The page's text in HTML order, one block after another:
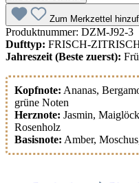
Zum Merkzettel
Produktnummer: DZM-J92-3
Dufttyp: FRISCH-
Jahreszeit (Beste zuerst):
Kopfnote: Ananas,
grüne Noten
Herznote: Jasmin,
Rosenholz
Basisnote: Amber, Moschus